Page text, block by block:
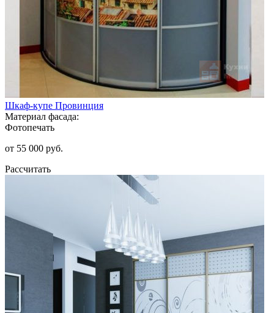
Шкаф-купе Провинция
Материал фасада:
Фотопечать
от 55 000 руб.
Рассчитать